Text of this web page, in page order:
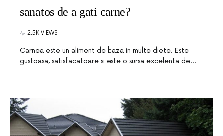
sanatos de a gati carne?
2.5K VIEWS
Carnea este un aliment de baza in multe diete. Este
gustoasa, satisfacatoare si este o sursa excelenta de…